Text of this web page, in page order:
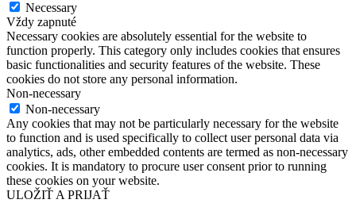
Necessary
Vždy zapnuté
Necessary cookies are absolutely essential for the website to
function properly. This category only includes cookies that ensures
basic functionalities and security features of the website. These
cookies do not store any personal information.
Non-necessary
Non-necessary
Any cookies that may not be particularly necessary for the website
to function and is used specifically to collect user personal data via
analytics, ads, other embedded contents are termed as non-necessary
cookies. It is mandatory to procure user consent prior to running
these cookies on your website.
ULOŽIŤ A PRIJAŤ